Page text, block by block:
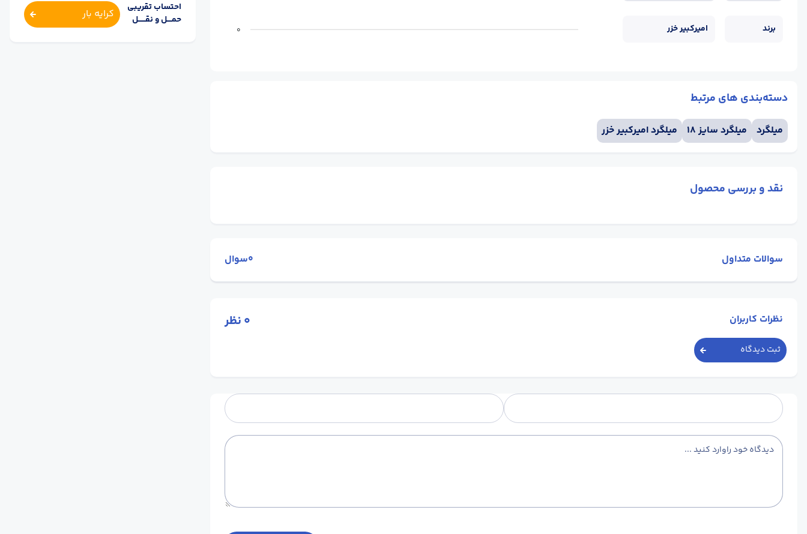
برند امیرکبیر خزر 0
دسته‌بندی های مرتبط
میلگرد میلگرد سایز 18 میلگرد امیرکبیر خزر
نقد و بررسی محصول
سوالات متداول 0سوال
نظرات کاربران 0نظر
ثبت دیدگاه
احتساب تقریبی
حمــــل و نقــــــل
کرایه بار